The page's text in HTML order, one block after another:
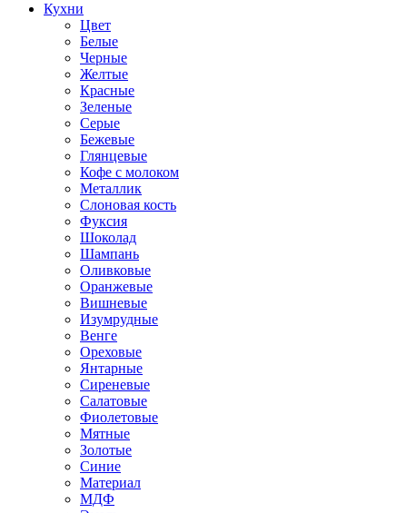
Кухни
Цвет
Белые
Черные
Желтые
Красные
Зеленые
Серые
Бежевые
Глянцевые
Кофе с молоком
Металлик
Слоновая кость
Фуксия
Шоколад
Шампань
Оливковые
Оранжевые
Вишневые
Изумрудные
Венге
Ореховые
Янтарные
Сиреневые
Салатовые
Фиолетовые
Мятные
Золотые
Синие
Материал
МДФ